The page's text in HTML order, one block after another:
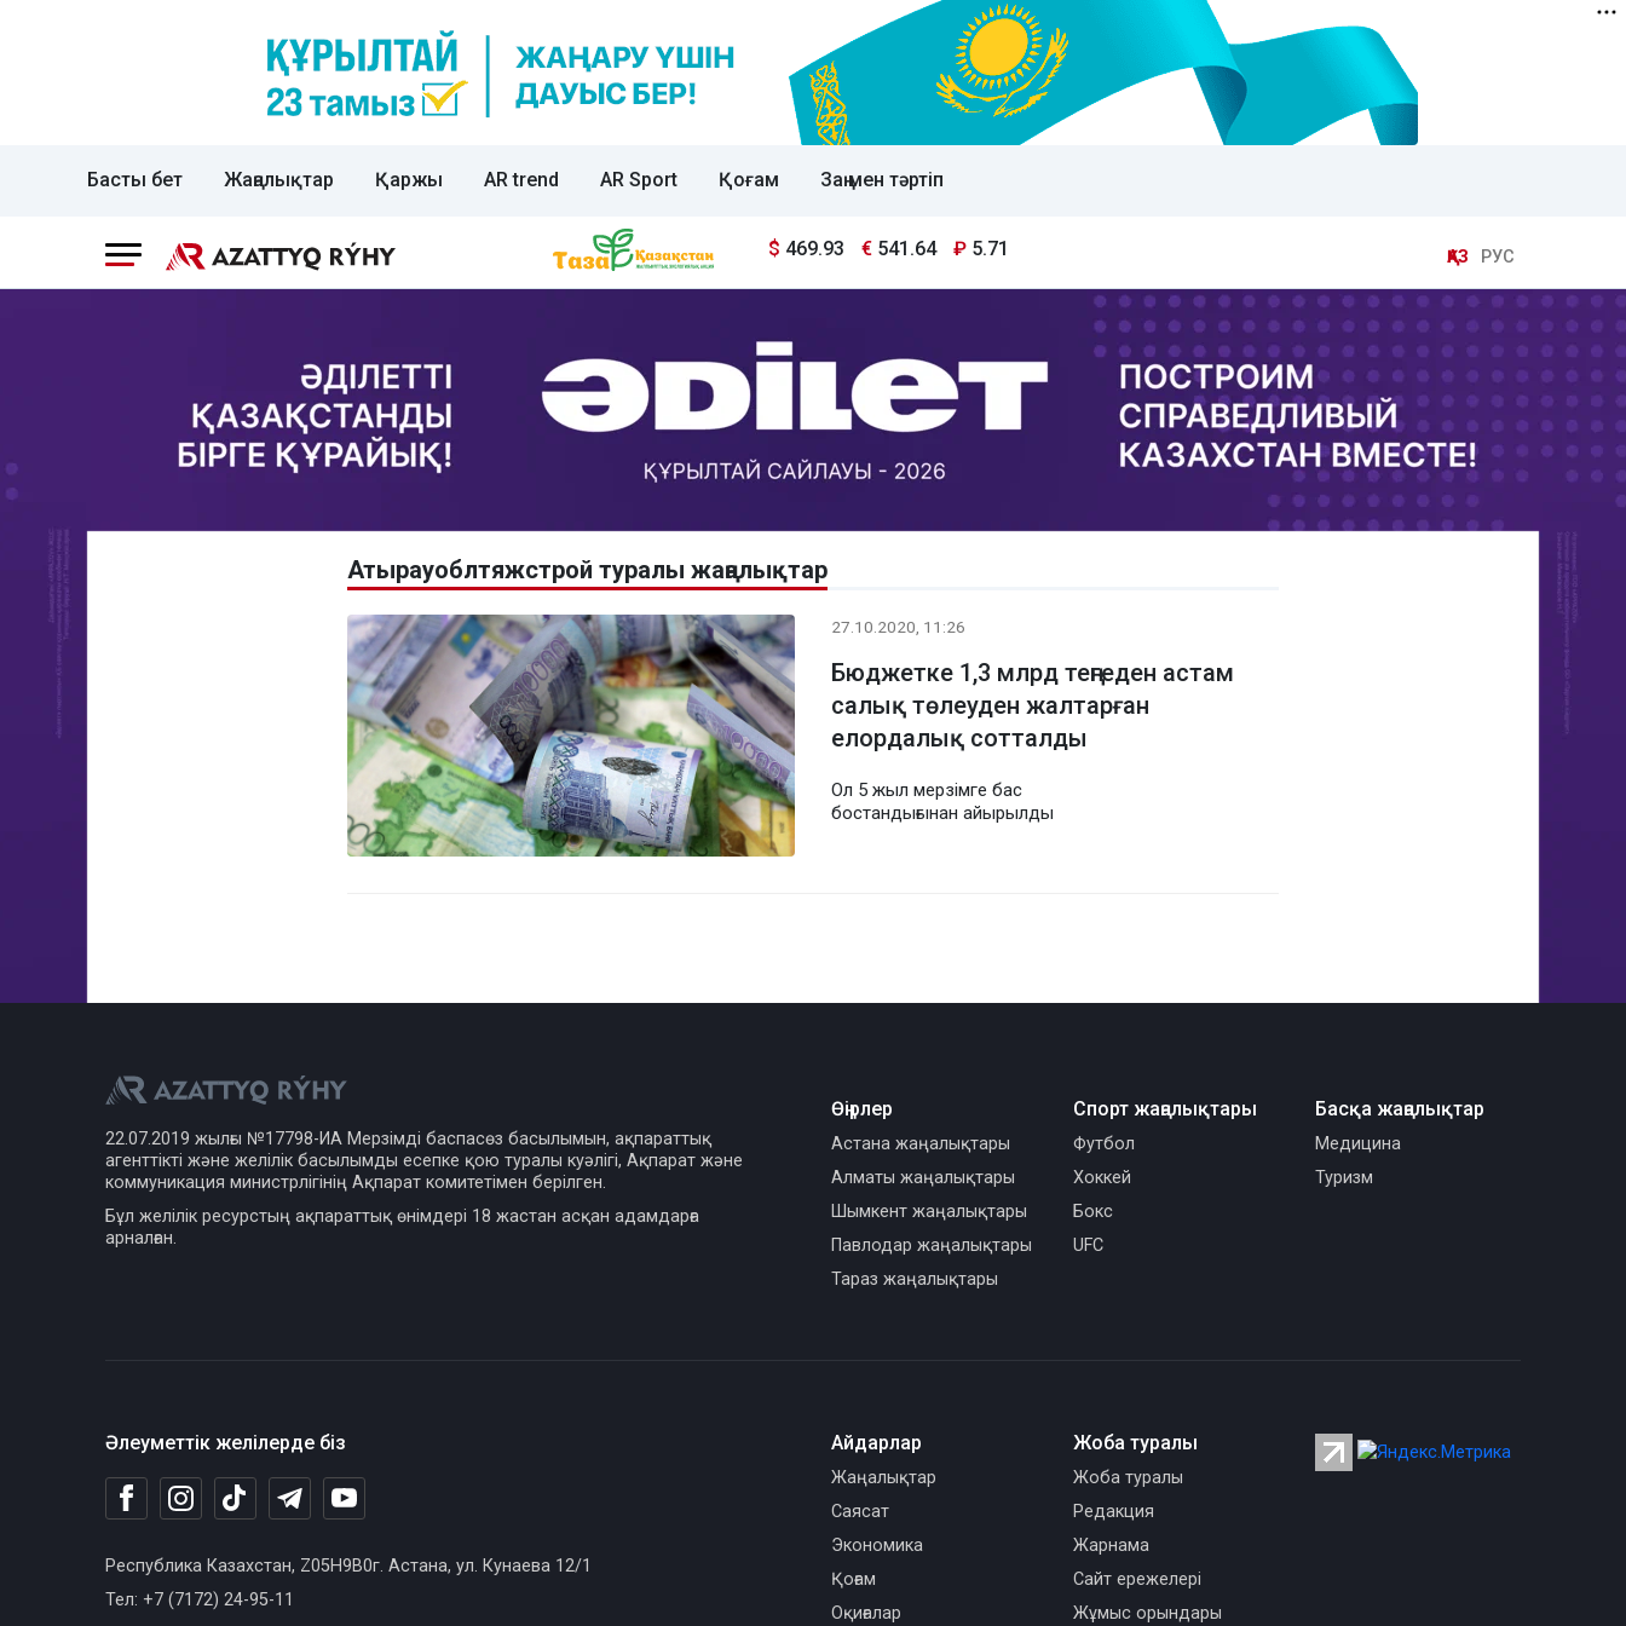
Басты бет Жаңалықтар Қаржы AR trend AR Sport Қоғам Заң мен тәртіп
$ 469.93 € 541.64 ₽ 5.71 ҚАЗ РУС
Атырауоблтяжстрой туралы жаңалықтар
27.10.2020, 11:26
Бюджетке 1,3 млрд теңгеден астам
салық төлеуден жалтарған
елордалық сотталды
Ол 5 жыл мерзімге бас
бостандығынан айырылды
22.07.2019 жылғы №17798-ИА Мерзімді баспасөз басылымын, ақпараттық
агенттікті және желілік басылымды есепке қою туралы куәлігі, Ақпарат және
коммуникация министрлігінің Ақпарат комитетімен берілген.
Бұл желілік ресурстың ақпараттық өнімдері 18 жастан асқан адамдарға
арналған.
Өңірлер
Астана жаңалықтары
Алматы жаңалықтары
Шымкент жаңалықтары
Павлодар жаңалықтары
Тараз жаңалықтары
Спорт жаңалықтары
Футбол
Хоккей
Бокс
UFC
Басқа жаңалықтар
Медицина
Туризм
Әлеуметтік желілерде біз
Республика Казахстан, Z05H9B0г. Астана, ул. Кунаева 12/1
Тел: +7 (7172) 24-95-11
Айдарлар
Жаңалықтар
Саясат
Экономика
Қоғам
Оқиғалар
Жоба туралы
Жоба туралы
Редакция
Жарнама
Сайт ережелері
Жұмыс орындары